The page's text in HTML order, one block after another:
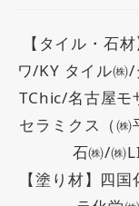
【タイル・石
ワ/KY タイル㈱
TChic/名古屋モ
セラミクス（
石㈱/㈱
【塗り材】四